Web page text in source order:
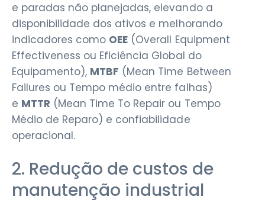
e paradas não planejadas, elevando a
disponibilidade dos ativos e melhorando
indicadores como OEE (Overall Equipment
Effectiveness ou Eficiência Global do
Equipamento), MTBF (Mean Time Between
Failures ou Tempo médio entre falhas)
e MTTR (Mean Time To Repair ou Tempo
Médio de Reparo) e confiabilidade
operacional.
2. Redução de custos de
manutenção industrial